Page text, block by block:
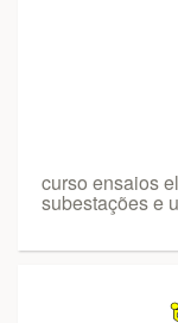
curso ensaios
subestações e